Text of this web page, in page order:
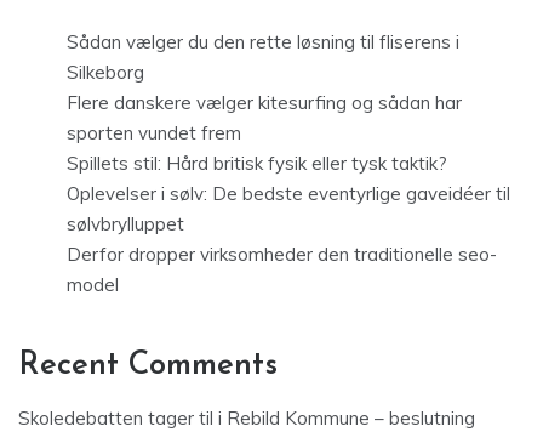
Sådan vælger du den rette løsning til fliserens i
Silkeborg
Flere danskere vælger kitesurfing og sådan har
sporten vundet frem
Spillets stil: Hård britisk fysik eller tysk taktik?
Oplevelser i sølv: De bedste eventyrlige gaveidéer til
sølvbrylluppet
Derfor dropper virksomheder den traditionelle seo-
model
Recent Comments
Skoledebatten tager til i Rebild Kommune – beslutning